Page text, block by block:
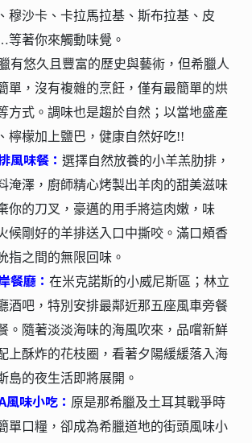
穆沙卡、卡拉馬拉基、斯布拉基、皮
著你來觸動味覺。
有悠久且豐富的歷史與藝術，但希臘人
單，沒有複雜的烹飪，僅有最簡單的烘
方式。調味也是趨於自然；以當地盛產
檸檬加上鹽巴，健康自然好吃!!
風味餐： 選擇自然放養的小羊羔肋排，
淹澤，廚師精心烤製出羊肉的甜美滋味
你的刀叉，豪邁的用手將這肉嫩，味
候剛好的羊排送入口中撕咬。滿口頰香
指之間的無限回味。
餐廳： 在米克諾斯的小威尼斯區；林立
酒吧，特別安排最鄰近那五座風車旁餐
。隨著淡淡海味的海風吹來，品嚐新鮮
上酥炸的花枝圈，看著夕陽緩緩落入海
島的夜生活即將展開。
風味小吃： 原是那希臘及土耳其戰爭時
單口糧，卻成為希臘道地的街頭風味小